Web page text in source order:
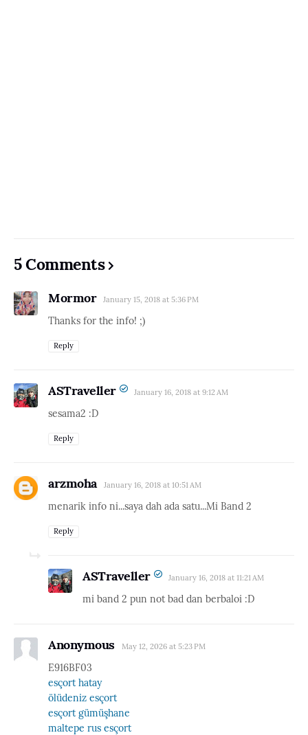
5 Comments
Mormor January 15, 2018 at 5:36 PM
Thanks for the info! ;)
Reply
ASTraveller January 16, 2018 at 9:12 AM
sesama2 :D
Reply
arzmoha January 16, 2018 at 10:51 AM
menarik info ni...saya dah ada satu...Mi Band 2
Reply
ASTraveller January 16, 2018 at 11:21 AM
mi band 2 pun not bad dan berbaloi :D
Anonymous May 12, 2026 at 5:23 PM
E916BF03
esçort hatay
ölüdeniz esçort
esçort gümüşhane
maltepe rus esçort